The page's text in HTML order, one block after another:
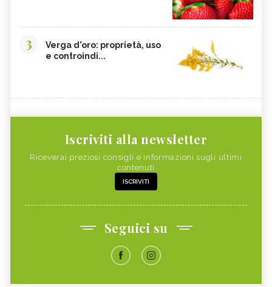
3
Verga d'oro: proprietà, uso
e controindi...
Iscriviti alla newsletter
Riceverai preziosi consigli e informazioni sugli ultimi
contenuti
ISCRIVITI
Seguici su